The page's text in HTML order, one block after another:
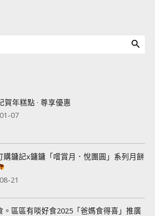
賀年糕點 · 尊享優惠
07
購鏞記x鏞鏞「嚐賞月．悅團圓」系列月餅
21
。區區有啖好食2025「爸媽食得喜」推廣